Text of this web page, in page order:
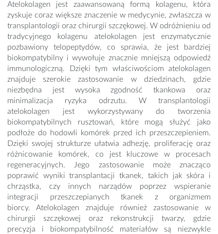
Atelokolagen jest zaawansowaną formą kolagenu, która
zyskuje coraz większe znaczenie w medycynie, zwłaszcza w
transplantologii oraz chirurgii szczękowej. W odróżnieniu od
tradycyjnego kolagenu atelokolagen jest enzymatycznie
pozbawiony telopeptydów, co sprawia, że jest bardziej
biokompatybilny i wywołuje znacznie mniejszą odpowiedź
immunologiczną. Dzięki tym właściwościom atelokolagen
znajduje szerokie zastosowanie w dziedzinach, gdzie
niezbędna jest wysoka zgodność tkankowa oraz
minimalizacja ryzyka odrzutu. W transplantologii
atelokolagen jest wykorzystywany do tworzenia
biokompatybilnych rusztowań, które mogą służyć jako
podłoże do hodowli komórek przed ich przeszczepieniem.
Dzięki swojej strukturze ułatwia adhezję, proliferację oraz
różnicowanie komórek, co jest kluczowe w procesach
regeneracyjnych. Jego zastosowanie może znacząco
poprawić wyniki transplantacji tkanek, takich jak skóra i
chrząstka, czy innych narządów poprzez wspieranie
integracji przeszczepianych tkanek z organizmem
biorcy. Atelokolagen znajduje również zastosowanie w
chirurgii szczękowej oraz rekonstrukcji twarzy, gdzie
precyzja i biokompatybilność materiałów są niezwykle